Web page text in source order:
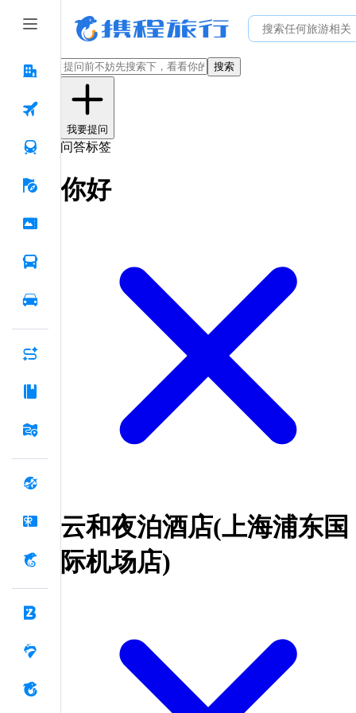
搜索
我要提问
问答标签
你好
云和夜泊酒店(上海浦东国
际机场店)